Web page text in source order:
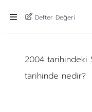
Defter Değeri
2004 tarihindeki
tarihinde nedir?